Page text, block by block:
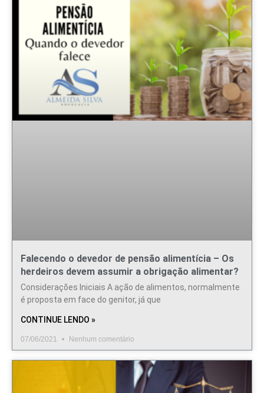
Falecendo o devedor de pensão alimentícia – Os
herdeiros devem assumir a obrigação alimentar?
Considerações Iniciais A ação de alimentos, normalmente
é proposta em face do genitor, já que
CONTINUE LENDO »
07/06/2021 Nenhum comentário